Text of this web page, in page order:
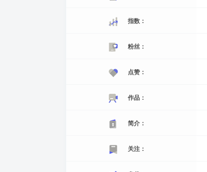
指数：
粉丝：
点赞：
作品：
简介：
关注：